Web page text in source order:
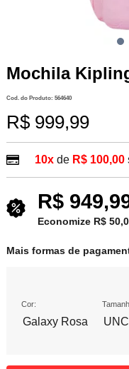
Mochila
Cod. do Produto: 564640
R$ 999,99
10xde R$ 100,00
R$
Economize R$
Mais formas de
Cor:
Galaxy Rosa UNC